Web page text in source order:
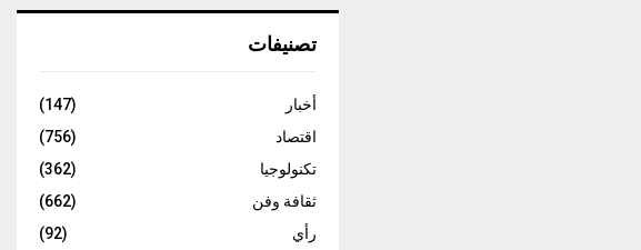
تصنيفات
أخبار
(147)
اقتصاد
(756)
تكنولوجيا
(362)
ثقافة وفن
(662)
رأي
(92)